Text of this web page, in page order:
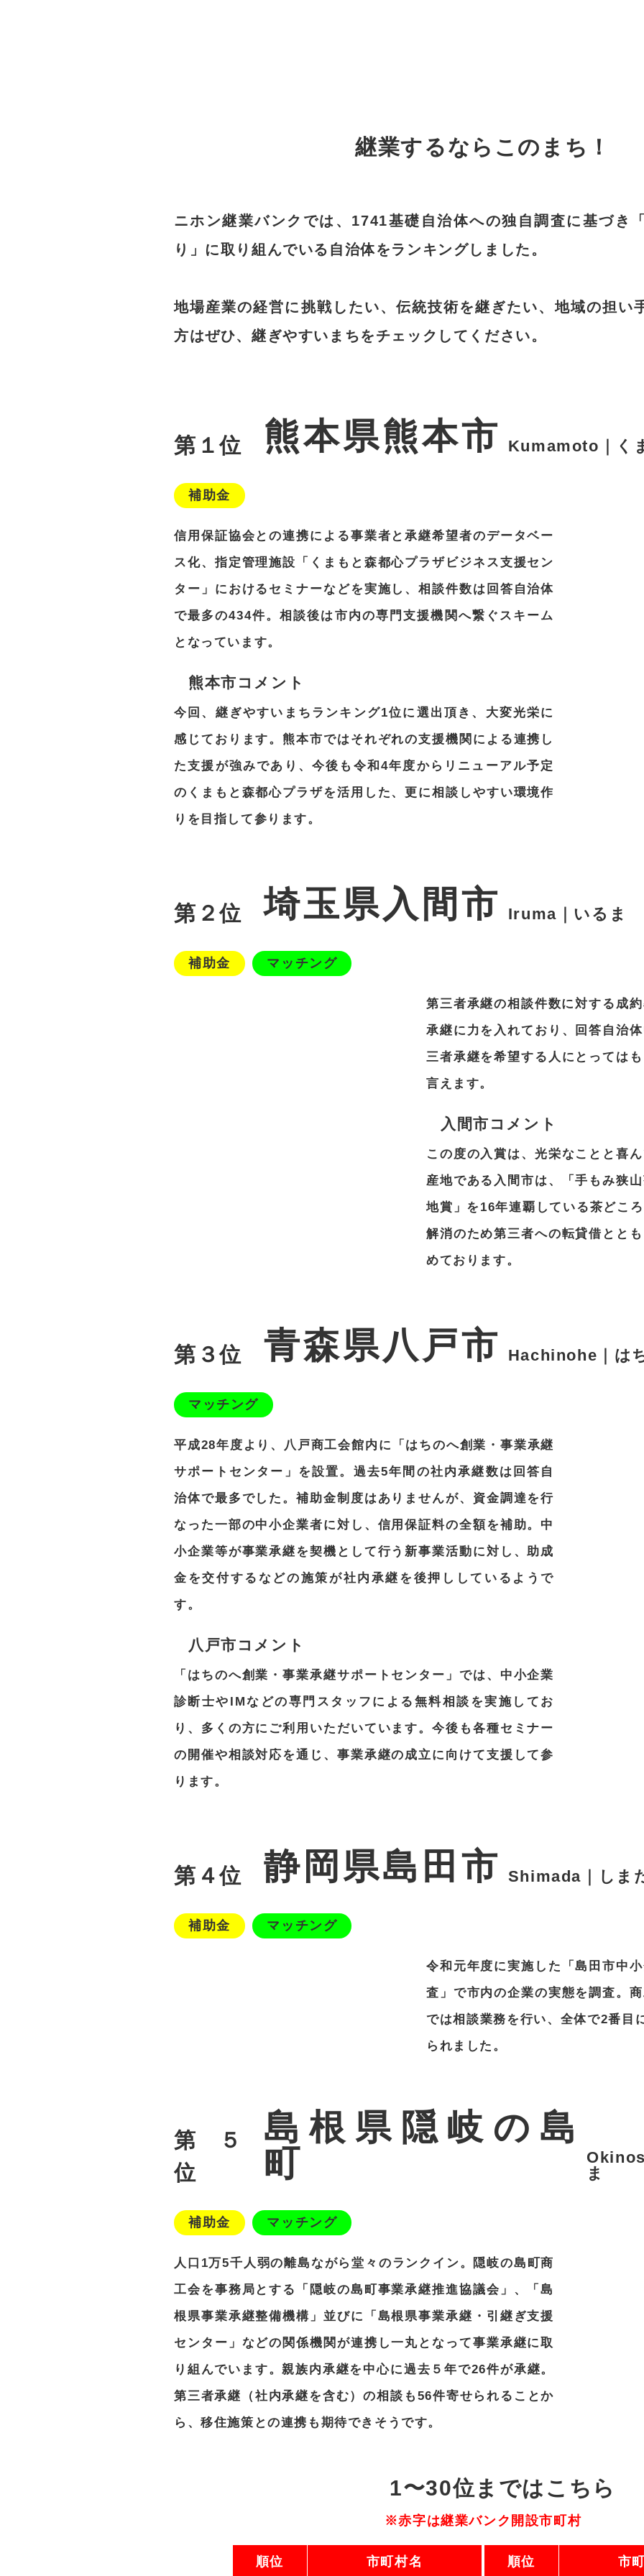
継業するならこのまち！
ニホン継業バンクでは、1741基礎自治体への独自調査に基づき
り」に取り組んでいる自治体をランキングしました。
地場産業の経営に挑戦したい、伝統技術を継ぎたい、地域の担い
方はぜひ、継ぎやすいまちをチェックしてください。
第１位 熊本県熊本市 Kumamoto｜く
補助金
信用保証協会との連携による事業者と承継希望者のデータベー
ス化、指定管理施設「くまもと森都心プラザビジネス支援セン
ター」におけるセミナーなどを実施し、相談件数は回答自治体
で最多の434件。相談後は市内の専門支援機関へ繋ぐスキーム
となっています。
熊本市コメント
今回、継ぎやすいまちランキング1位に選出頂き、大変光栄に
感じております。熊本市ではそれぞれの支援機関による連携し
た支援が強みであり、今後も令和4年度からリニューアル予定
のくまもと森都心プラザを活用した、更に相談しやすい環境作
りを目指して参ります。
第２位 埼玉県入間市 Iruma｜いるま
補助金 マッチング
第三者承継の相談件数に対する成
承継に力を入れており、回答自治
三者承継を希望する人にとっては
言えます。
入間市コメント
この度の入賞は、光栄なことと喜
産地である入間市は、「手もみ狭
地賞」を16年連覇している茶どこ
解消のため第三者への転貸借とと
めております。
第３位 青森県八戸市 Hachinohe｜は
マッチング
平成28年度より、八戸商工会館内に「はちのへ創業・事業承継
サポートセンター」を設置。過去5年間の社内承継数は回答自
治体で最多でした。補助金制度はありませんが、資金調達を行
なった一部の中小企業者に対し、信用保証料の全額を補助。中
小企業等が事業承継を契機として行う新事業活動に対し、助成
金を交付するなどの施策が社内承継を後押ししているようで
す。
八戸市コメント
「はちのへ創業・事業承継サポートセンター」では、中小企業
診断士やIMなどの専門スタッフによる無料相談を実施してお
り、多くの方にご利用いただいています。今後も各種セミナー
の開催や相談対応を通じ、事業承継の成立に向けて支援して参
ります。
第４位 静岡県島田市 Shimada｜しま
補助金 マッチング
令和元年度に実施した「島田市中
査」で市内の企業の実態を調査。
では相談業務を行い、全体で2番目
られました。
第５
位
島根県隠岐の島
町
ま
補助金 マッチング
人口1万5千人弱の離島ながら堂々のランクイン。隠岐の島町商
工会を事務局とする「隠岐の島町事業承継推進協議会」、「島
根県事業承継整備機構」並びに「島根県事業承継・引継ぎ支援
センター」などの関係機関が連携し一丸となって事業承継に取
り組んでいます。親族内承継を中心に過去５年で26件が承継。
第三者承継（社内承継を含む）の相談も56件寄せられることか
ら、移住施策との連携も期待できそうです。
1〜30位まではこちら
※赤字は継業バンク開設市町村
順位 市町村名 順位 市